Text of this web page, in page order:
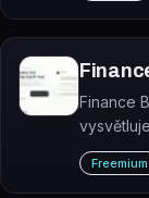
Finance
Freemium